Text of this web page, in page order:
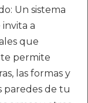
Un sistema
a
que
te permite
las formas y
paredes de tu